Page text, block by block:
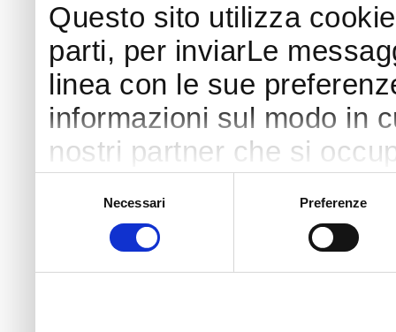
Questo sito utilizza
parti, per inviarLe
linea con le sue
informazioni sul modo in
nostri partner che si
con altre informazioni
raccolto dal tuo utilizzo
Necessari Preferenze